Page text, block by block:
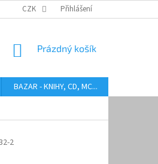
LP AUDIOKAZETY ANEB
CZK Přihlášení
NÁKUPNÍ
Prázdný košík
BAZAR - KNIHY, CD, MC...
2